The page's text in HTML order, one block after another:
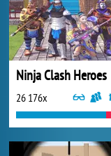
Ninja Clash Heroes
26 176x